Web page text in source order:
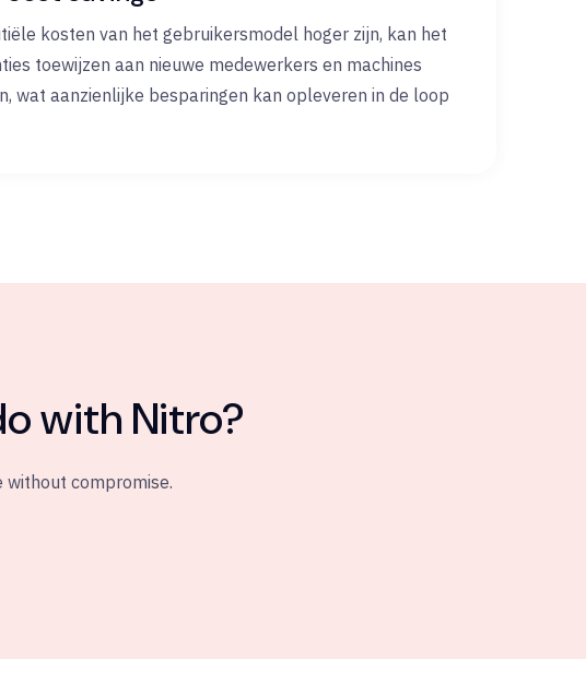
kosten van het gebruikersmodel hoger zijn, kan het
toewijzen aan nieuwe medewerkers en machines
wat aanzienlijke besparingen kan opleveren in de loop
with Nitro?
compromise.